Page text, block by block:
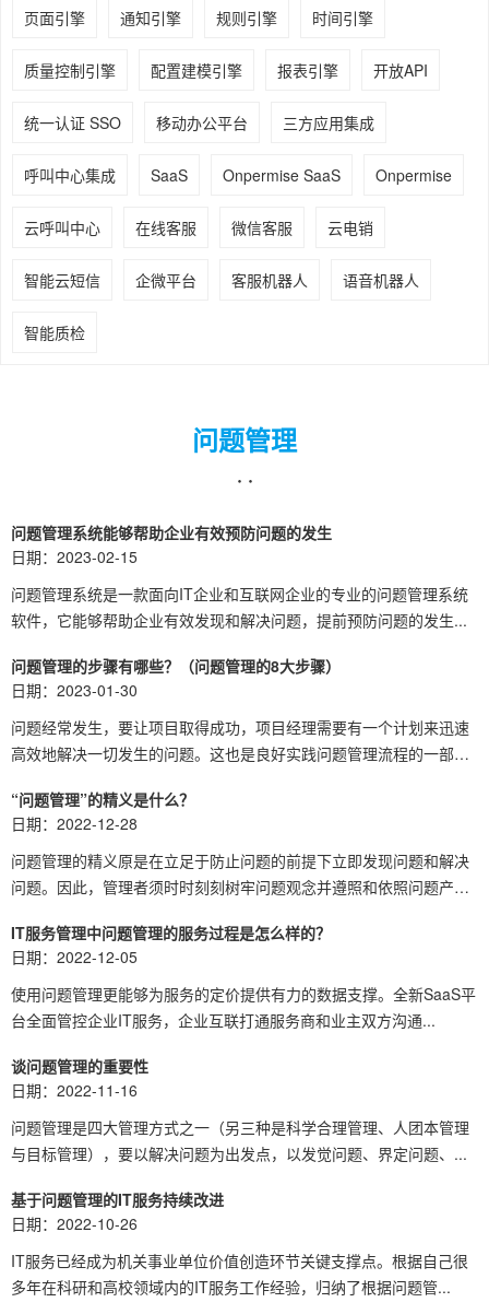
页面引擎 通知引擎 规则引擎 时间引擎
质量控制引擎 配置建模引擎 报表引擎 开放API
统一认证 SSO 移动办公平台 三方应用集成
呼叫中心集成 SaaS Onpermise SaaS Onpermise
云呼叫中心 在线客服 微信客服 云电销
智能云短信 企微平台 客服机器人 语音机器人
智能质检
问题管理
· ·
问题管理系统能够帮助企业有效预防问题的发生
日期：2023-02-15
问题管理系统是一款面向IT企业和互联网企业的专业的问题管理系统
软件，它能够帮助企业有效发现和解决问题，提前预防问题的发生...
问题管理的步骤有哪些？（问题管理的8大步骤）
日期：2023-01-30
问题经常发生，要让项目取得成功，项目经理需要有一个计划来迅速
高效地解决一切发生的问题。这也是良好实践问题管理流程的一部
“问题管理”的精义是什么？
日期：2022-12-28
问题管理的精义原是在立足于防止问题的前提下立即发现问题和解决
问题。因此，管理者须时时刻刻树牢问题观念并遵照和依照问题产
IT服务管理中问题管理的服务过程是怎么样的？
日期：2022-12-05
使用问题管理更能够为服务的定价提供有力的数据支撑。全新SaaS平
台全面管控企业IT服务，企业互联打通服务商和业主双方沟通...
谈问题管理的重要性
日期：2022-11-16
问题管理​是四大管理方式之一（另三种是科学合理管理、人团本管理
与目标管理），要以解决问题为出发点，以发觉问题、界定问题、...
基于问题管理的IT服务持续改进
日期：2022-10-26
IT服务已经成为机关事业单位价值创造环节关键支撑点。根据自己很
多年在科研和高校领域内的IT服务工作经验，归纳了根据问题管...